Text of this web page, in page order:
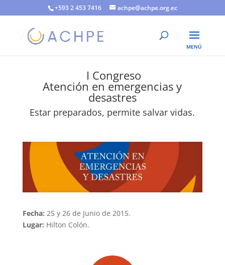
+593 2 453 7416 achpe@achpe.org.ec
I Congreso
Atención en emergencias y
desastres
Estar preparados, permite salvar vidas.
Fecha: 25 y 26 de Junio de 2015.
Lugar: Hilton Colón.